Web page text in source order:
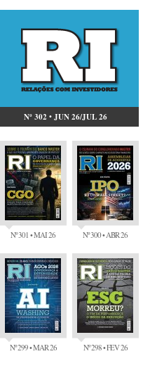
Nº 302 • JUN 26/JUL 26
Nº 301 • MAI 26 Nº 300 • ABR 26
Nº 299 • MAR 26 Nº 298 • FEV 26